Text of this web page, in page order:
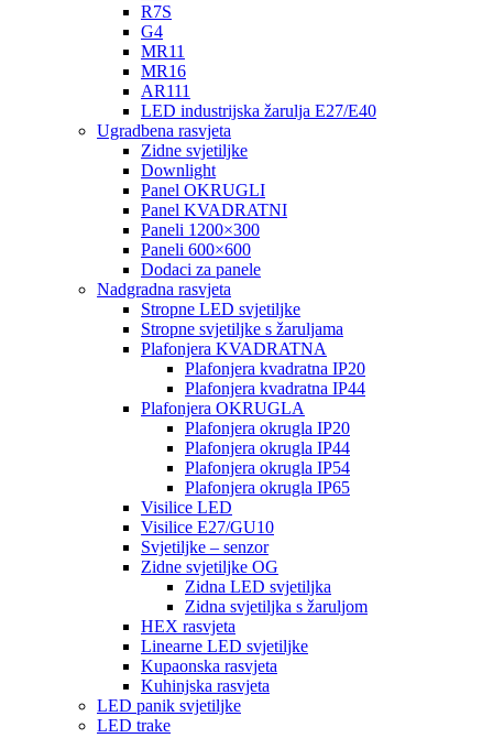
R7S
G4
MR11
MR16
AR111
LED industrijska žarulja E27/E40
Ugradbena rasvjeta
Zidne svjetiljke
Downlight
Panel OKRUGLI
Panel KVADRATNI
Paneli 1200×300
Paneli 600×600
Dodaci za panele
Nadgradna rasvjeta
Stropne LED svjetiljke
Stropne svjetiljke s žaruljama
Plafonjera KVADRATNA
Plafonjera kvadratna IP20
Plafonjera kvadratna IP44
Plafonjera OKRUGLA
Plafonjera okrugla IP20
Plafonjera okrugla IP44
Plafonjera okrugla IP54
Plafonjera okrugla IP65
Visilice LED
Visilice E27/GU10
Svjetiljke – senzor
Zidne svjetiljke OG
Zidna LED svjetiljka
Zidna svjetiljka s žaruljom
HEX rasvjeta
Linearne LED svjetiljke
Kupaonska rasvjeta
Kuhinjska rasvjeta
LED panik svjetiljke
LED trake